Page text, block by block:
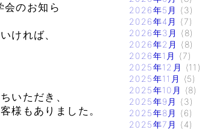
会のお知ら
ければ、
いただき、
様もありました。
2026年5月
(3)
2026年4月
(7)
2026年3月
(8)
2026年2月
(8)
2026年1月
(7)
2025年12月
(11)
2025年11月
(5)
2025年10月
(8)
2025年9月
(3)
2025年8月
(6)
2025年7月
(4)